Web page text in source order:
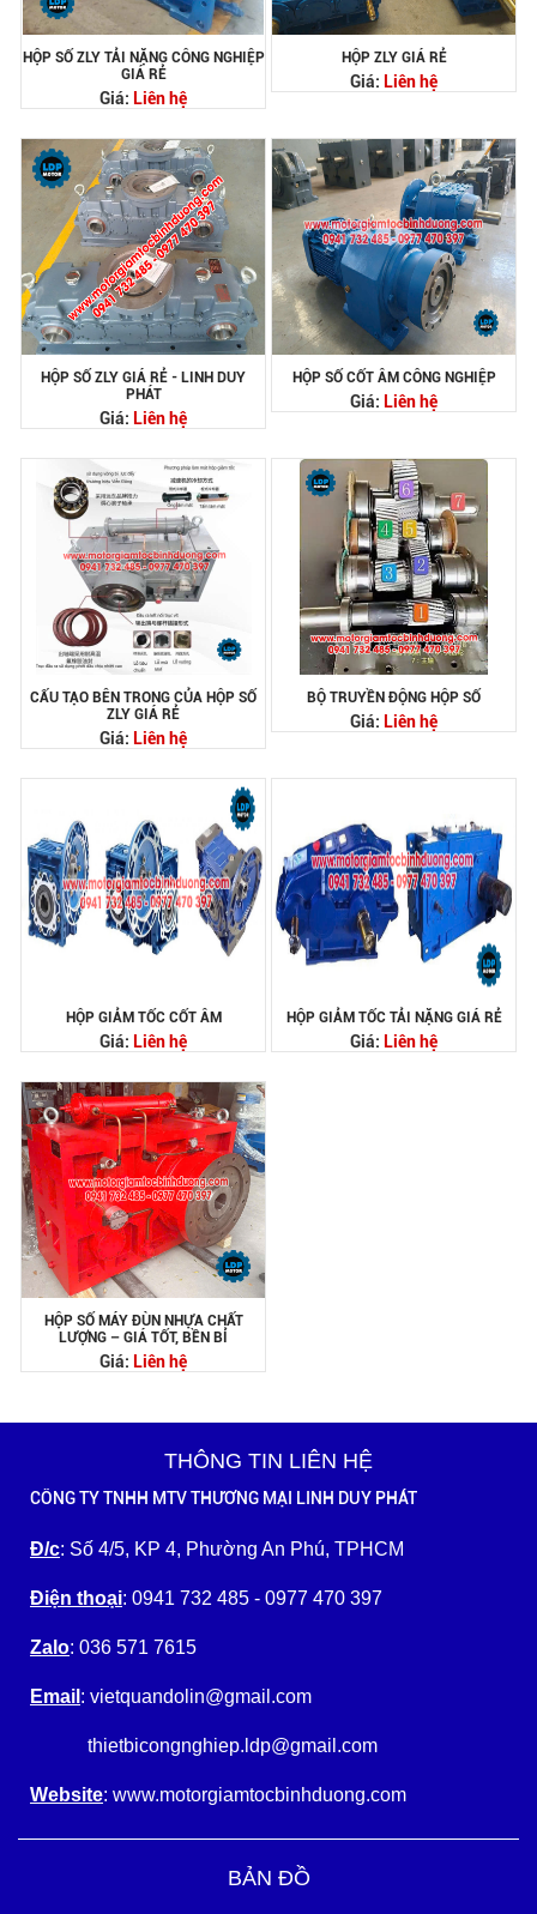
HỘP SỐ ZLY TẢI NẶNG CÔNG NGHIỆP
GIÁ RẺ
Giá: Liên hệ
HỘP ZLY GIÁ RẺ
Giá: Liên hệ
HỘP SỐ ZLY GIÁ RẺ - LINH DUY
PHÁT
Giá: Liên hệ
HỘP SỐ CỐT ÂM CÔNG NGHIỆP
Giá: Liên hệ
CẤU TẠO BÊN TRONG CỦA HỘP SỐ
ZLY GIÁ RẺ
Giá: Liên hệ
BỘ TRUYỀN ĐỘNG HỘP SỐ
Giá: Liên hệ
HỘP GIẢM TỐC CỐT ÂM
Giá: Liên hệ
HỘP GIẢM TỐC TẢI NẶNG GIÁ RẺ
Giá: Liên hệ
HỘP SỐ MÁY ĐÙN NHỰA CHẤT
LƯỢNG – GIÁ TỐT, BỀN BỈ
Giá: Liên hệ
THÔNG TIN LIÊN HỆ
CÔNG TY TNHH MTV THƯƠNG MẠI LINH DUY PHÁT
Đ/c: Số 4/5, KP 4, Phường An Phú, TPHCM
Điện thoại: 0941 732 485 - 0977 470 397
Zalo: 036 571 7615
Email : vietquandolin@gmail.com
thietbicongnghiep.ldp@gmail.com
Website: www.motorgiamtocbinhduong.com
BẢN ĐỒ